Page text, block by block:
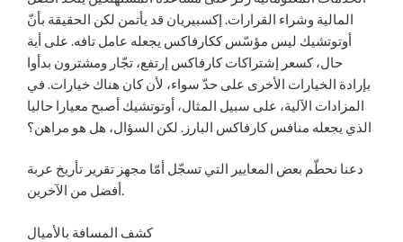
المالية وشراء القرارات. إكسبيريان قد يأتمن لكن الحقيقة بأنّ
أوتوتشيك ليس مؤسّس ككارفاكس يجعله عامل تافه. على أية
حال، كسعر إشتراكات كارفاكس إرتفع، تجّار ومشترون بدأوا
بإرادة الخيارات الأخرى على حدّ سواء، لأن كان هناك خيارات. في
المزادات الآلية، على سبيل المثال، أوتوتشيك أصبح معيارا حاليا
الذي يجعله منافس كارفاكس البارز. لكن السؤال، هل هو مراهن؟
دعنا نحطّم بعض المعايير التي تسجّل أمّا مجهز تقرير تأريخ عربة
أفضل من الآخرين.
كشف المسافة بالأميال